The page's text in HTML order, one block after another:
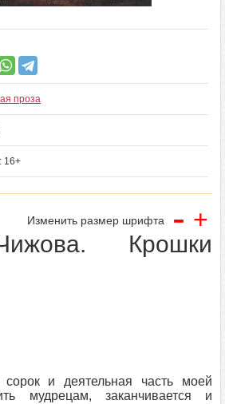
проза
16+
Изменить размер шрифта - +
Крошки
и деятельная часть моей
мудрецам, заканчивается и